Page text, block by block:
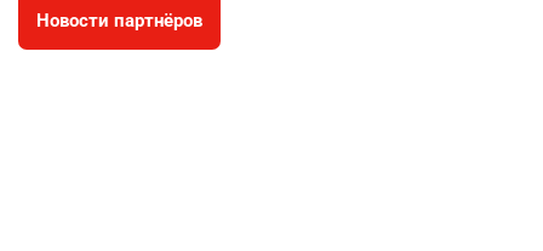
🐏 Скота больше, а мясо дороже. Почему в
Казахстане продолжают расти цены на
Новости партнёров